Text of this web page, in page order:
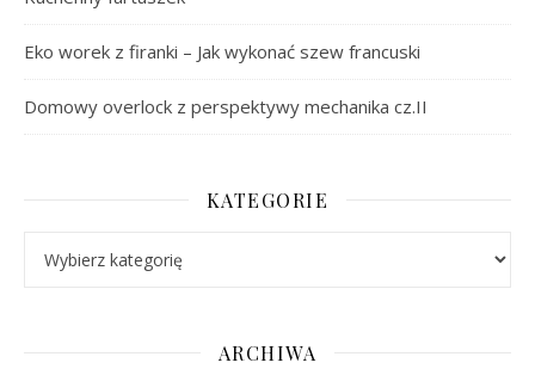
Eko worek z firanki – Jak wykonać szew francuski
Domowy overlock z perspektywy mechanika cz.II
KATEGORIE
ARCHIWA